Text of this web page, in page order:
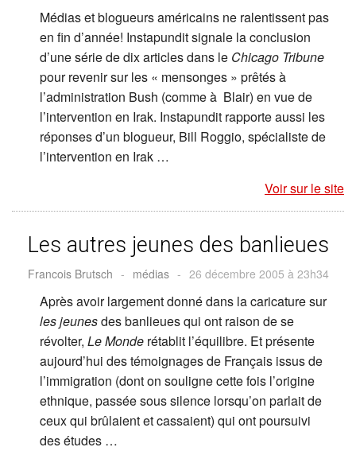
Médias et blogueurs américains ne ralentissent pas
en fin d’année! Instapundit signale la conclusion
d’une série de dix articles dans le Chicago Tribune
pour revenir sur les « mensonges » prêtés à
l’administration Bush (comme à Blair) en vue de
l’intervention en Irak. Instapundit rapporte aussi les
réponses d’un blogueur, Bill Roggio, spécialiste de
l’intervention en Irak …
Voir sur le site
Les autres jeunes des banlieues
Francois Brutsch - médias - 26 décembre 2005 à 23h34
Après avoir largement donné dans la caricature sur
les jeunesdes banlieues qui ont raison de se
révolter, Le Monde rétablit l’équilibre. Et présente
aujourd’hui des témoignages de Français issus de
l’immigration (dont on souligne cette fois l’origine
ethnique, passée sous silence lorsqu’on parlait de
ceux qui brûlaient et cassaient) qui ont poursuivi
des études …